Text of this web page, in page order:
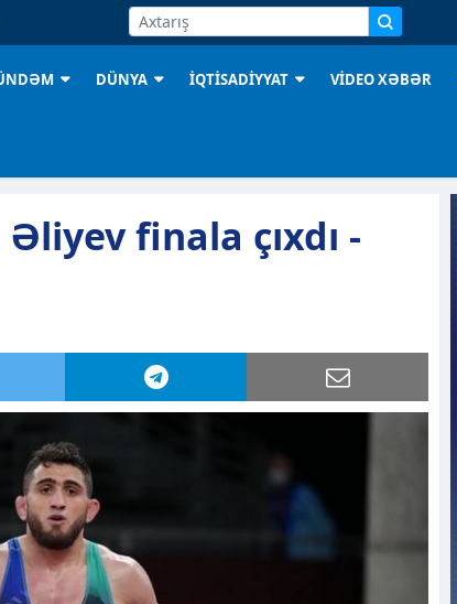
DÜNYA İQTİSADİYYAT VİDEO XƏBƏR
Əliyev finala çıxdı -